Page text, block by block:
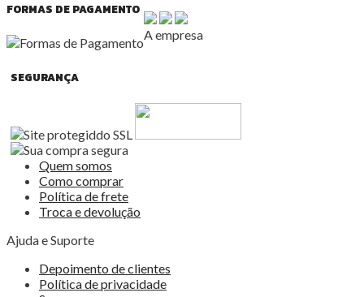
FORMAS DE PAGAMENTO
SEGURANÇA
A empresa
Quem somos
Como comprar
Política de frete
Troca e devolução
Ajuda e Suporte
Depoimento de clientes
Política de privacidade